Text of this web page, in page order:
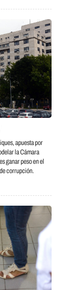
apuesta por
la Cámara
ganar peso en el
corrupción.